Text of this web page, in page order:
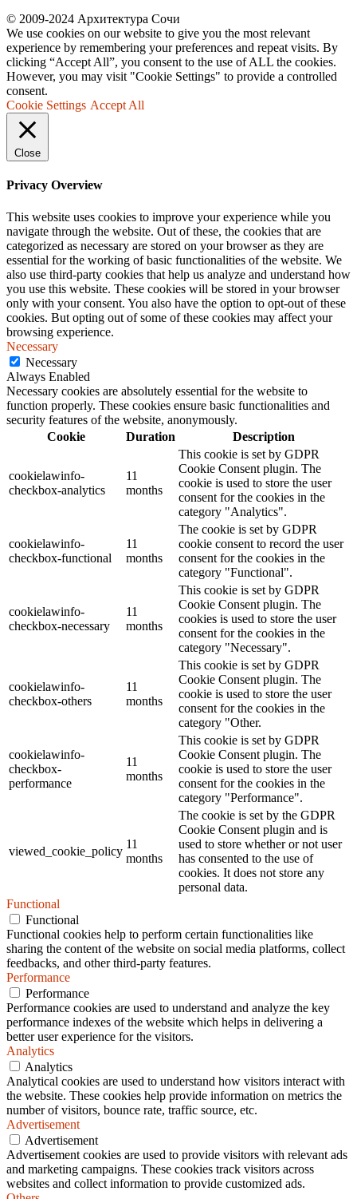
© 2009-2024 Архитектура Сочи
We use cookies on our website to give you the most relevant
experience by remembering your preferences and repeat visits. By
clicking “Accept All”, you consent to the use of ALL the cookies.
However, you may visit "Cookie Settings" to provide a controlled
consent.
Cookie Settings Accept All
Close
Privacy Overview
This website uses cookies to improve your experience while you
navigate through the website. Out of these, the cookies that are
categorized as necessary are stored on your browser as they are
essential for the working of basic functionalities of the website. We
also use third-party cookies that help us analyze and understand how
you use this website. These cookies will be stored in your browser
only with your consent. You also have the option to opt-out of these
cookies. But opting out of some of these cookies may affect your
browsing experience.
Necessary
Necessary
Always Enabled
Necessary cookies are absolutely essential for the website to
function properly. These cookies ensure basic functionalities and
security features of the website, anonymously.
Cookie
Duration Description
cookielawinfo-
checkbox-analytics
11
months
This cookie is set by GDPR
Cookie Consent plugin. The
cookie is used to store the user
consent for the cookies in the
category "Analytics".
cookielawinfo-
checkbox-functional
11
months
The cookie is set by GDPR
cookie consent to record the user
consent for the cookies in the
category "Functional".
cookielawinfo-
checkbox-necessary
11
months
This cookie is set by GDPR
Cookie Consent plugin. The
cookies is used to store the user
consent for the cookies in the
category "Necessary".
cookielawinfo-
checkbox-others
11
months
This cookie is set by GDPR
Cookie Consent plugin. The
cookie is used to store the user
consent for the cookies in the
category "Other.
cookielawinfo-
checkbox-
performance
11
months
This cookie is set by GDPR
Cookie Consent plugin. The
cookie is used to store the user
consent for the cookies in the
category "Performance".
viewed_cookie_policy
11
months
The cookie is set by the GDPR
Cookie Consent plugin and is
used to store whether or not user
has consented to the use of
cookies. It does not store any
personal data.
Functional
Functional
Functional cookies help to perform certain functionalities like
sharing the content of the website on social media platforms, collect
feedbacks, and other third-party features.
Performance
Performance
Performance cookies are used to understand and analyze the key
performance indexes of the website which helps in delivering a
better user experience for the visitors.
Analytics
Analytics
Analytical cookies are used to understand how visitors interact with
the website. These cookies help provide information on metrics the
number of visitors, bounce rate, traffic source, etc.
Advertisement
Advertisement
Advertisement cookies are used to provide visitors with relevant ads
and marketing campaigns. These cookies track visitors across
websites and collect information to provide customized ads.